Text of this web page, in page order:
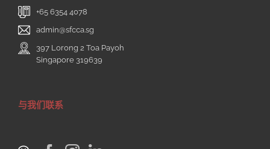
+65 6354 4078
admin@sfcca.sg
397 Lorong 2 Toa Payoh
Singapore 319639
与我们联系